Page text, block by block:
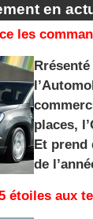
en
les
places,
Et prend
de
étoiles aux